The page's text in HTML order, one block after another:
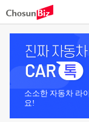
소소한 자동차 라
요!